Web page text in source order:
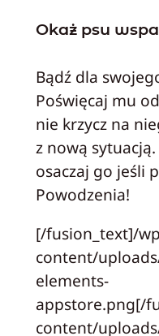
Okaż psu
Bądź dla
Poświęcaj mu
nie krzycz na
z nową
osaczaj go jeśli
Powodzenia!
[/fusion_text]/
content/
elements-
appstore.png[/
content/